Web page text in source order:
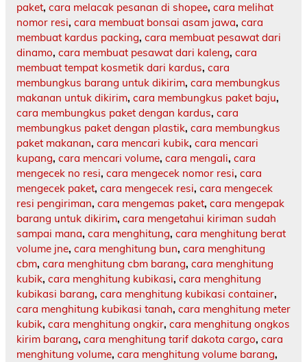
paket, cara melacak pesanan di shopee, cara melihat
nomor resi, cara membuat bonsai asam jawa, cara
membuat kardus packing, cara membuat pesawat dari
dinamo, cara membuat pesawat dari kaleng, cara
membuat tempat kosmetik dari kardus, cara
membungkus barang untuk dikirim, cara membungkus
makanan untuk dikirim, cara membungkus paket baju,
cara membungkus paket dengan kardus, cara
membungkus paket dengan plastik, cara membungkus
paket makanan, cara mencari kubik, cara mencari
kupang, cara mencari volume, cara mengali, cara
mengecek no resi, cara mengecek nomor resi, cara
mengecek paket, cara mengecek resi, cara mengecek
resi pengiriman, cara mengemas paket, cara mengepak
barang untuk dikirim, cara mengetahui kiriman sudah
sampai mana, cara menghitung, cara menghitung berat
volume jne, cara menghitung bun, cara menghitung
cbm, cara menghitung cbm barang, cara menghitung
kubik, cara menghitung kubikasi, cara menghitung
kubikasi barang, cara menghitung kubikasi container,
cara menghitung kubikasi tanah, cara menghitung meter
kubik, cara menghitung ongkir, cara menghitung ongkos
kirim barang, cara menghitung tarif dakota cargo, cara
menghitung volume, cara menghitung volume barang,